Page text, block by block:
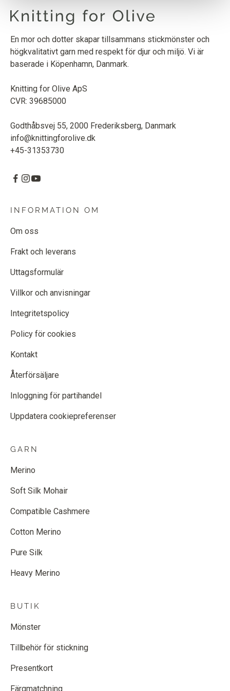
En mor och dotter skapar tillsammans stickmönster och
högkvalitativt garn med respekt för djur och miljö. Vi är
baserade i Köpenhamn, Danmark.
Knitting for Olive ApS
CVR: 39685000
Godthåbsvej 55, 2000 Frederiksberg, Danmark
info@knittingforolive.dk
+45-31353730
INFORMATION OM
Om oss
Frakt och leverans
Uttagsformulär
Villkor och anvisningar
Integritetspolicy
Policy för cookies
Kontakt
Återförsäljare
Inloggning för partihandel
Uppdatera cookiepreferenser
GARN
Merino
Soft Silk Mohair
Compatible Cashmere
Cotton Merino
Pure Silk
Heavy Merino
BUTIK
Mönster
Tillbehör för stickning
Presentkort
Färgmatchning